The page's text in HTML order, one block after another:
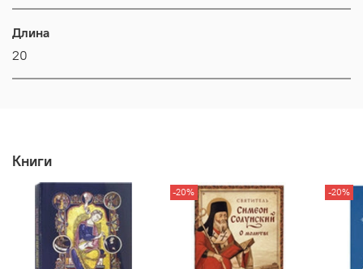
Длина
20
Книги
-20% -20%